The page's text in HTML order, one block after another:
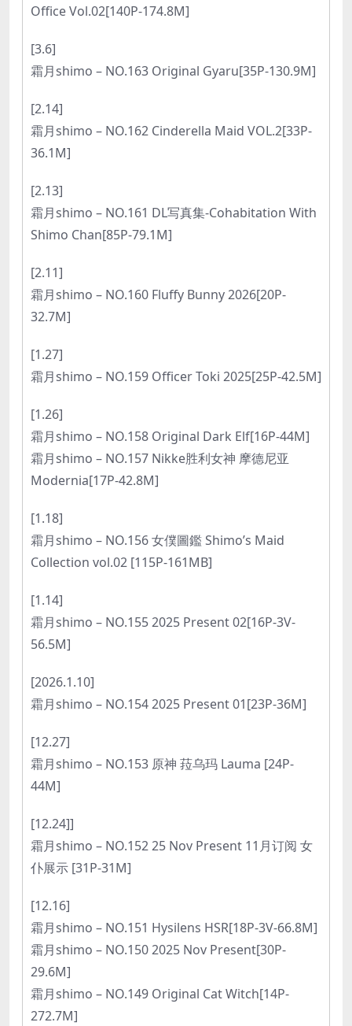
Office Vol.02[140P-174.8M]
[3.6]
霜月shimo – NO.163 Original Gyaru[35P-130.9M]
[2.14]
霜月shimo – NO.162 Cinderella Maid VOL.2[33P-
36.1M]
[2.13]
霜月shimo – NO.161 DL写真集-Cohabitation With
Shimo Chan[85P-79.1M]
[2.11]
霜月shimo – NO.160 Fluffy Bunny 2026[20P-
32.7M]
[1.27]
霜月shimo – NO.159 Officer Toki 2025[25P-42.5M]
[1.26]
霜月shimo – NO.158 Original Dark Elf[16P-44M]
霜月shimo – NO.157 Nikke胜利女神 摩德尼亚
Modernia[17P-42.8M]
[1.18]
霜月shimo – NO.156 女僕圖鑑 Shimo’s Maid
Collection vol.02 [115P-161MB]
[1.14]
霜月shimo – NO.155 2025 Present 02[16P-3V-
56.5M]
[2026.1.10]
霜月shimo – NO.154 2025 Present 01[23P-36M]
[12.27]
霜月shimo – NO.153 原神 菈乌玛 Lauma [24P-
44M]
[12.24]]
霜月shimo – NO.152 25 Nov Present 11月订阅 女
仆展示 [31P-31M]
[12.16]
霜月shimo – NO.151 Hysilens HSR[18P-3V-66.8M]
霜月shimo – NO.150 2025 Nov Present[30P-
29.6M]
霜月shimo – NO.149 Original Cat Witch[14P-
272.7M]